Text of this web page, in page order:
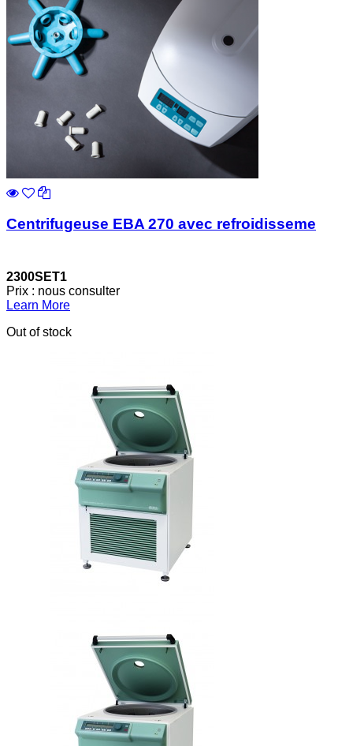
Centrifugeuse EBA 270 avec refroidisseme
2300SET1
Prix : nous consulter
Learn More
Out of stock